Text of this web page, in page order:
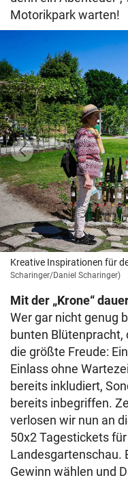
Motorikpark warten!
Kreative Inspirationen für
Scharinger/Daniel Scharinger)
Mit der „Krone“
Wer gar nicht genug
bunten
die größte Freude:
Einlass ohne
bereits inkludiert,
bereits inbegriffen.
verlosen wir nun an
50x2 Tagestickets
Landesgartenschau.
Gewinn wählen und